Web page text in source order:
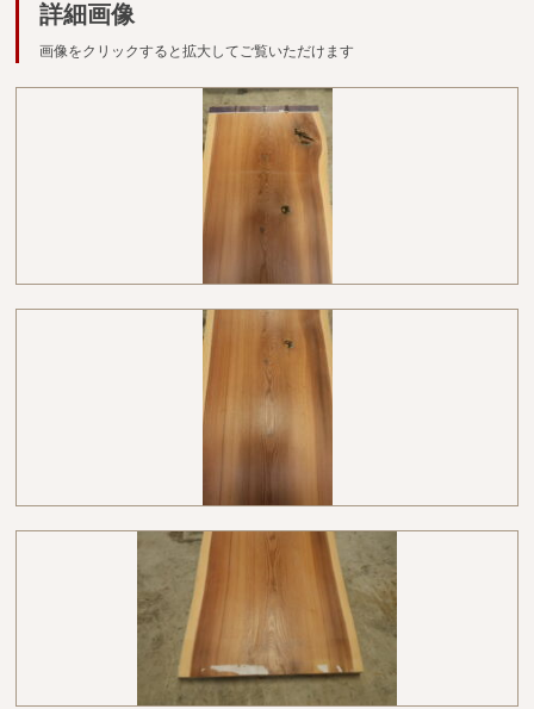
商品検索
詳細画像
画像をクリックすると拡大してご覧いただけます